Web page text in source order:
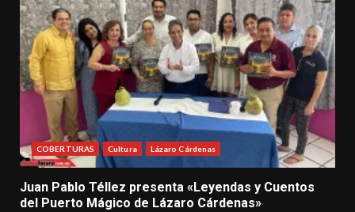
COBERTURAS Cultura Lázaro Cárdenas
Juan Pablo Téllez presenta «Leyendas y Cuentos
del Puerto Mágico de Lázaro Cárdenas»